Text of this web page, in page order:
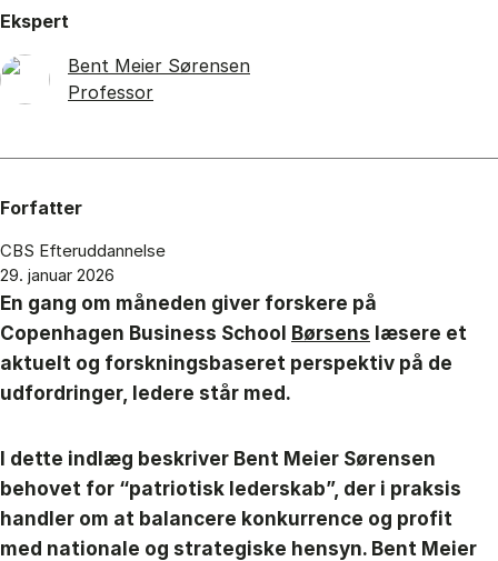
Ekspert
Bent Meier Sørensen
Professor
Forfatter
CBS Efteruddannelse
29. januar 2026
En gang om måneden giver forskere på
Copenhagen Business School Børsens læsere et
aktuelt og forskningsbaseret perspektiv på de
udfordringer, ledere står med.
I dette indlæg beskriver Bent Mei­er Sørensen
behovet for “patriotisk lederskab”, der i praksis
handler om at balancere konkurrence og profit
med nationale og strategiske hensyn. Bent Meier